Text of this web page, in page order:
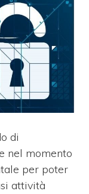
di
nel momento
per poter
attività